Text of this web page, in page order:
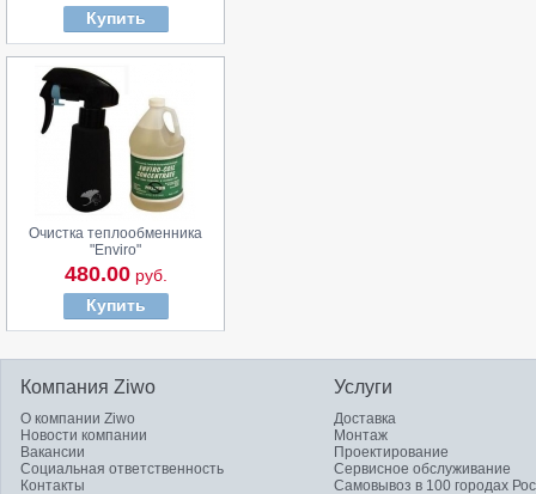
Купить
Очистка теплообменника
"Enviro"
480.00руб.
Купить
Компания Ziwo
О компании Ziwo
Новости компании
Вакансии
Социальная ответственность
Контакты
Услуги
Доставка
Монтаж
Проектирование
Сервисное обслуживание
Самовывоз в 100 городах